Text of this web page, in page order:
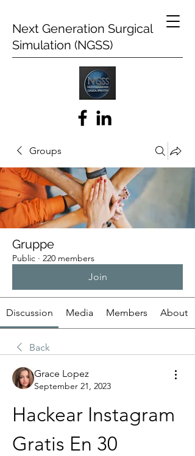
Next Generation Surgical
Simulation (NGSS)
Groups
Gruppe
Public · 220 members
Join
Discussion Media Members About
Back
Grace Lopez
September 21, 2023
Hackear Instagram
Gratis En 30